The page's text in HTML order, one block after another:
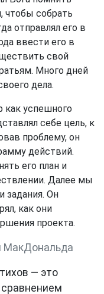
собрать
отправлял его в
ввести его в
свой
Много дней
дела.
как успешного
себе цель, к
проблему, он
действий.
его план и
Далее мы
задания. Он
как они
проекта.
МакДональда
— это